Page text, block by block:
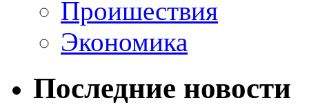
Проишествия
Экономика
Последние новости